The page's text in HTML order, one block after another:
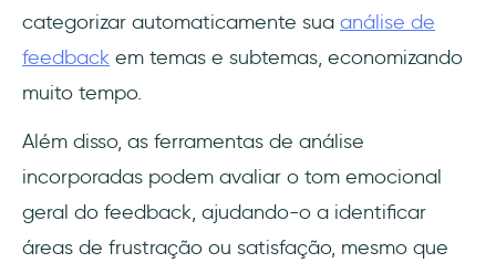
categorizar automaticamente sua análise de
feedback em temas e subtemas, economizando
muito tempo.
Além disso, as ferramentas de análise
incorporadas podem avaliar o tom emocional
geral do feedback, ajudando-o a identificar
áreas de frustração ou satisfação, mesmo que